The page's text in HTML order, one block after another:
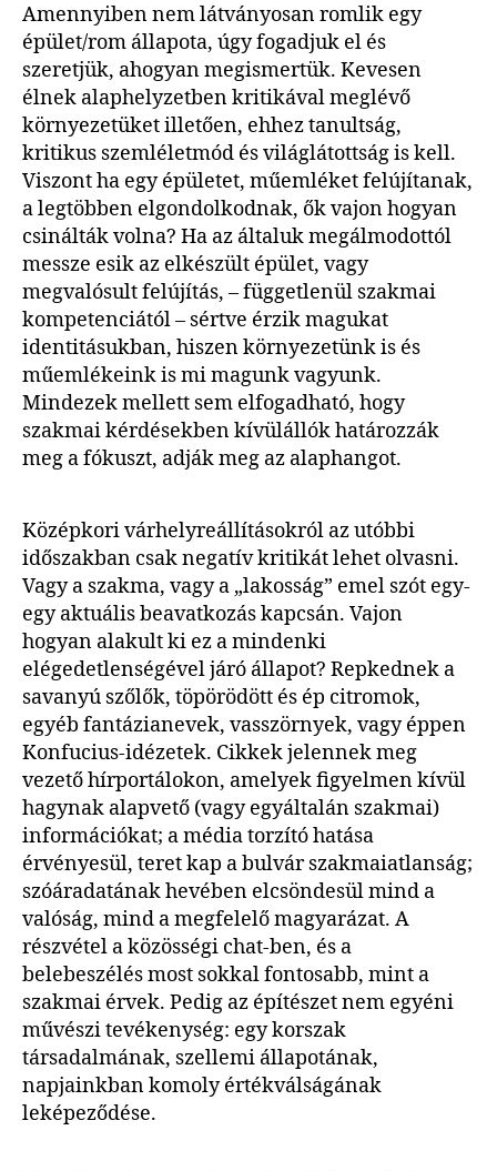
Amennyiben nem látványosan romlik egy
épület/rom állapota, úgy fogadjuk el és
szeretjük, ahogyan megismertük. Kevesen
élnek alaphelyzetben kritikával meglévő
környezetüket illetően, ehhez tanultság,
kritikus szemléletmód és világlátottság is kell.
Viszont ha egy épületet, műemléket felújítanak,
a legtöbben elgondolkodnak, ők vajon hogyan
csinálták volna? Ha az általuk megálmodottól
messze esik az elkészült épület, vagy
megvalósult felújítás, – függetlenül szakmai
kompetenciától – sértve érzik magukat
identitásukban, hiszen környezetünk is és
műemlékeink is mi magunk vagyunk.
Mindezek mellett sem elfogadható, hogy
szakmai kérdésekben kívülállók határozzák
meg a fókuszt, adják meg az alaphangot.
Középkori várhelyreállításokról az utóbbi
időszakban csak negatív kritikát lehet olvasni.
Vagy a szakma, vagy a „lakosság” emel szót egy-
egy aktuális beavatkozás kapcsán. Vajon
hogyan alakult ki ez a mindenki
elégedetlenségével járó állapot? Repkednek a
savanyú szőlők, töpörödött és ép citromok,
egyéb fantázianevek, vasszörnyek, vagy éppen
Konfucius-idézetek. Cikkek jelennek meg
vezető hírportálokon, amelyek figyelmen kívül
hagynak alapvető (vagy egyáltalán szakmai)
információkat; a média torzító hatása
érvényesül, teret kap a bulvár szakmaiatlanság;
szóáradatának hevében elcsöndesül mind a
valóság, mind a megfelelő magyarázat. A
részvétel a közösségi chat-ben, és a
belebeszélés most sokkal fontosabb, mint a
szakmai érvek. Pedig az építészet nem egyéni
művészi tevékenység: egy korszak
társadalmának, szellemi állapotának,
napjainkban komoly értékválságának
leképeződése.